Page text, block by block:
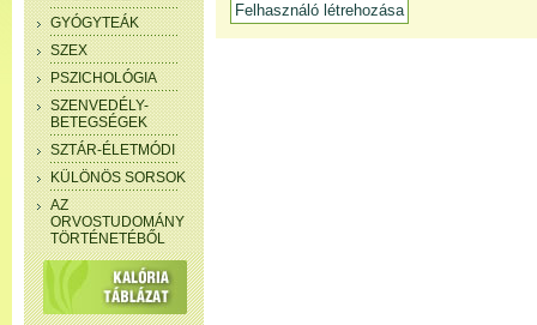
GYÓGYTEÁK
SZEX
PSZICHOLÓGIA
SZENVEDÉLY-
BETEGSÉGEK
SZTÁR-ÉLETMÓDI
KÜLÖNÖS SORSOK
AZ
ORVOSTUDOMÁNY
TÖRTÉNETÉBŐL